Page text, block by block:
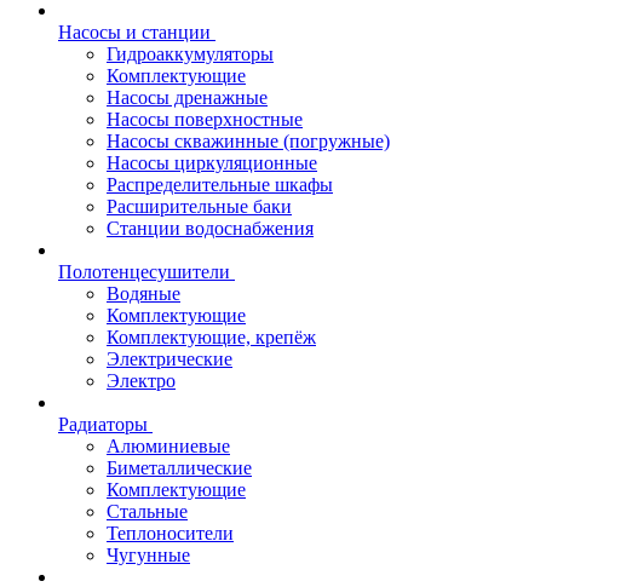
Насосы и станции
Гидроаккумуляторы
Комплектующие
Насосы дренажные
Насосы поверхностные
Насосы скважинные (погружные)
Насосы циркуляционные
Распределительные шкафы
Расширительные баки
Станции водоснабжения
Полотенцесушители
Водяные
Комплектующие
Комплектующие, крепёж
Электрические
Электро
Радиаторы
Алюминиевые
Биметаллические
Комплектующие
Стальные
Теплоносители
Чугунные